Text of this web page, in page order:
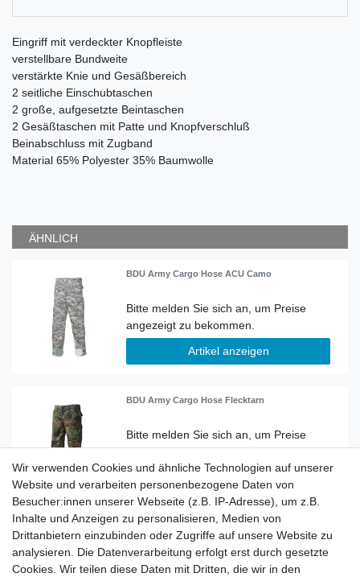
Eingriff mit verdeckter Knopfleiste
verstellbare Bundweite
verstärkte Knie und Gesäßbereich
2 seitliche Einschubtaschen
2 große, aufgesetzte Beintaschen
2 Gesäßtaschen mit Patte und Knopfverschluß
Beinabschluss mit Zugband
Material 65% Polyester 35% Baumwolle
ÄHNLICH
BDU Army Cargo Hose ACU Camo
Artikel anzeigen
BDU Army Cargo Hose Flecktarn
Artikel anzeigen
BDU Army Cargo Hose Russian Night Camo
Wir verwenden Cookies und ähnliche Technologien auf unserer
Website und verarbeiten personenbezogene Daten von
Besucher:innen unserer Webseite (z.B. IP-Adresse), um z.B.
Inhalte und Anzeigen zu personalisieren, Medien von
Drittanbietern einzubinden oder Zugriffe auf unsere Website zu
analysieren. Die Datenverarbeitung erfolgt erst durch gesetzte
Cookies. Wir teilen diese Daten mit Dritten, die wir in den